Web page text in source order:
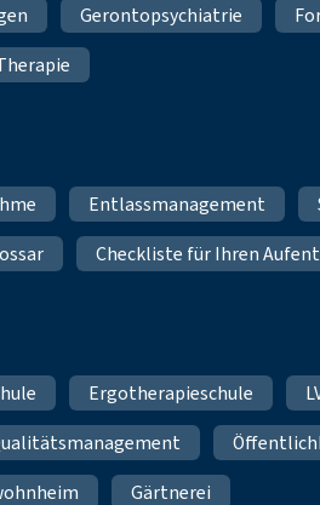
Gerontopsychiatrie
Entlassmanagement
Checkliste für Ihren
Ergotherapieschule
Gärtnerei